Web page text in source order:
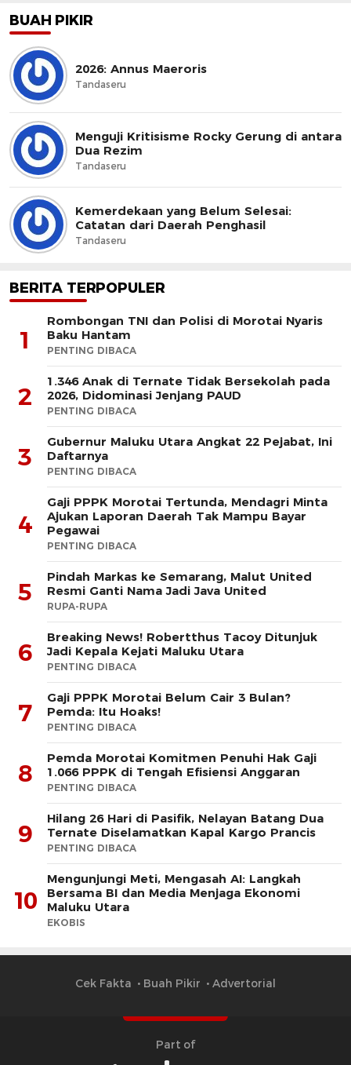
BUAH PIKIR
2026: Annus Maeroris
Tandaseru
Menguji Kritisisme Rocky Gerung di antara
Dua Rezim
Tandaseru
Kemerdekaan yang Belum Selesai:
Catatan dari Daerah Penghasil
Tandaseru
BERITA TERPOPULER
1
Rombongan TNI dan Polisi di Morotai Nyaris
Baku Hantam
PENTING DIBACA
2
1.346 Anak di Ternate Tidak Bersekolah pada
2026, Didominasi Jenjang PAUD
PENTING DIBACA
3
Gubernur Maluku Utara Angkat 22 Pejabat, Ini
Daftarnya
PENTING DIBACA
4
Gaji PPPK Morotai Tertunda, Mendagri Minta
Ajukan Laporan Daerah Tak Mampu Bayar
Pegawai
PENTING DIBACA
5
Pindah Markas ke Semarang, Malut United
Resmi Ganti Nama Jadi Java United
RUPA-RUPA
6
Breaking News! Robertthus Tacoy Ditunjuk
Jadi Kepala Kejati Maluku Utara
PENTING DIBACA
7
Gaji PPPK Morotai Belum Cair 3 Bulan?
Pemda: Itu Hoaks!
PENTING DIBACA
8
Pemda Morotai Komitmen Penuhi Hak Gaji
1.066 PPPK di Tengah Efisiensi Anggaran
PENTING DIBACA
9
Hilang 26 Hari di Pasifik, Nelayan Batang Dua
Ternate Diselamatkan Kapal Kargo Prancis
PENTING DIBACA
10
Mengunjungi Meti, Mengasah AI: Langkah
Bersama BI dan Media Menjaga Ekonomi
Maluku Utara
EKOBIS
Cek Fakta Buah Pikir Advertorial
Part of